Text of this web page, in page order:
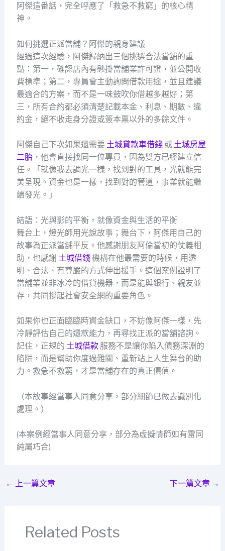
阿傑這番話，完全呼應了「救急不救窮」的核心精
神。
如何挑選正派當舖？阿傑的親身建議
經過這次經驗，阿傑歸納出三個挑選合法當舖的重
點：第一，確認店內有懸掛當舖業許可證，並公開收
費標準；第二，專員會主動詢問借款用途，並且建議
最適合的方案，而不是一味鼓吹你借越多越好；第
三，所有合約都必須清楚記載本金、利息、期數、違
約金，絕不收走身分證或簽本票以外的多餘文件。
阿傑自己下次如果還需要 土城貸款車借錢或 土城房屋
二胎，他會直接找同一位專員，因為雙方已經建立信
任。「就像我去調光一樣，找到對的工具，光就能完
美呈現。資金也是一樣，找到對的管道，事業就能繼
續發光。」
結語：光與影的平衡，就像資金與生活的平衡
舞台上，燈光師用光說故事；舞台下，阿傑用自己的
故事為正派當舖平反。他感謝朋友阿倫當初的仗義相
助，也感謝 土城借錢機構在他最需要的時候，用透
明、合法、有尊嚴的方式伸出援手。這個案例證明了
當舖業並非冰冷的借貸機器，而是能與銀行、親友並
存，共同撐起社會安全網的重要角色。
如果你也正面臨臨時資金缺口，不妨像阿傑一樣，先
冷靜評估自己的還款能力，再尋找正派的當舖諮詢。
記住，正規的 土城借款服務不是讓你陷入債務深淵的
陷阱，而是幫助你度過難關、重新站上人生舞台的助
力。救急不救窮，才是當舖存在的真正價值。
（本故事經當事人同意分享，部分細節已做去識別化
處理。）
(本案例經當事人同意分享，部分為虛擬情節如有雷同
純屬巧合)
← 上一篇文章 下一篇文章 →
Related Posts